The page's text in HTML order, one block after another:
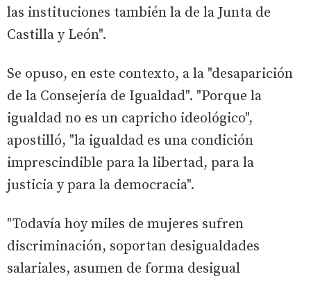
las instituciones también la de la Junta de
Castilla y León".
Se opuso, en este contexto, a la "desaparición
de la Consejería de Igualdad". "Porque la
igualdad no es un capricho ideológico",
apostilló, "la igualdad es una condición
imprescindible para la libertad, para la
justicia y para la democracia".
"Todavía hoy miles de mujeres sufren
discriminación, soportan desigualdades
salariales, asumen de forma desigual